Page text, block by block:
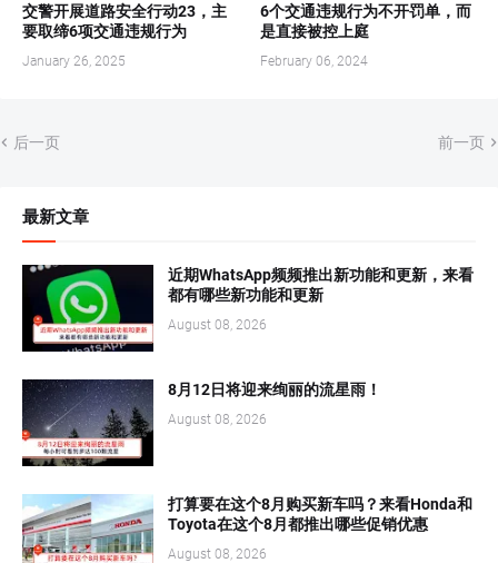
交警开展道路安全行动23，主
要取缔6项交通违规行为
January 26, 2025
6个交通违规行为不开罚单，而
是直接被控上庭
February 06, 2024
后一页 前一页
最新文章
近期WhatsApp频频推出新功能和更新，来看
都有哪些新功能和更新
August 08, 2026
8月12日将迎来绚丽的流星雨！
August 08, 2026
打算要在这个8月购买新车吗？来看Honda和
Toyota在这个8月都推出哪些促销优惠
August 08, 2026